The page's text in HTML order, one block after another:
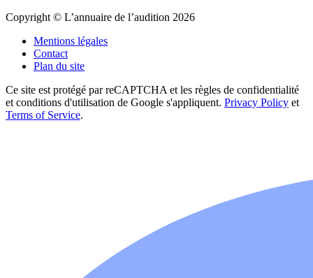
Copyright © L’annuaire de l’audition 2026
Mentions légales
Contact
Plan du site
Ce site est protégé par reCAPTCHA et les règles de confidentialité
et conditions d'utilisation de Google s'appliquent. Privacy Policy et
Terms of Service.